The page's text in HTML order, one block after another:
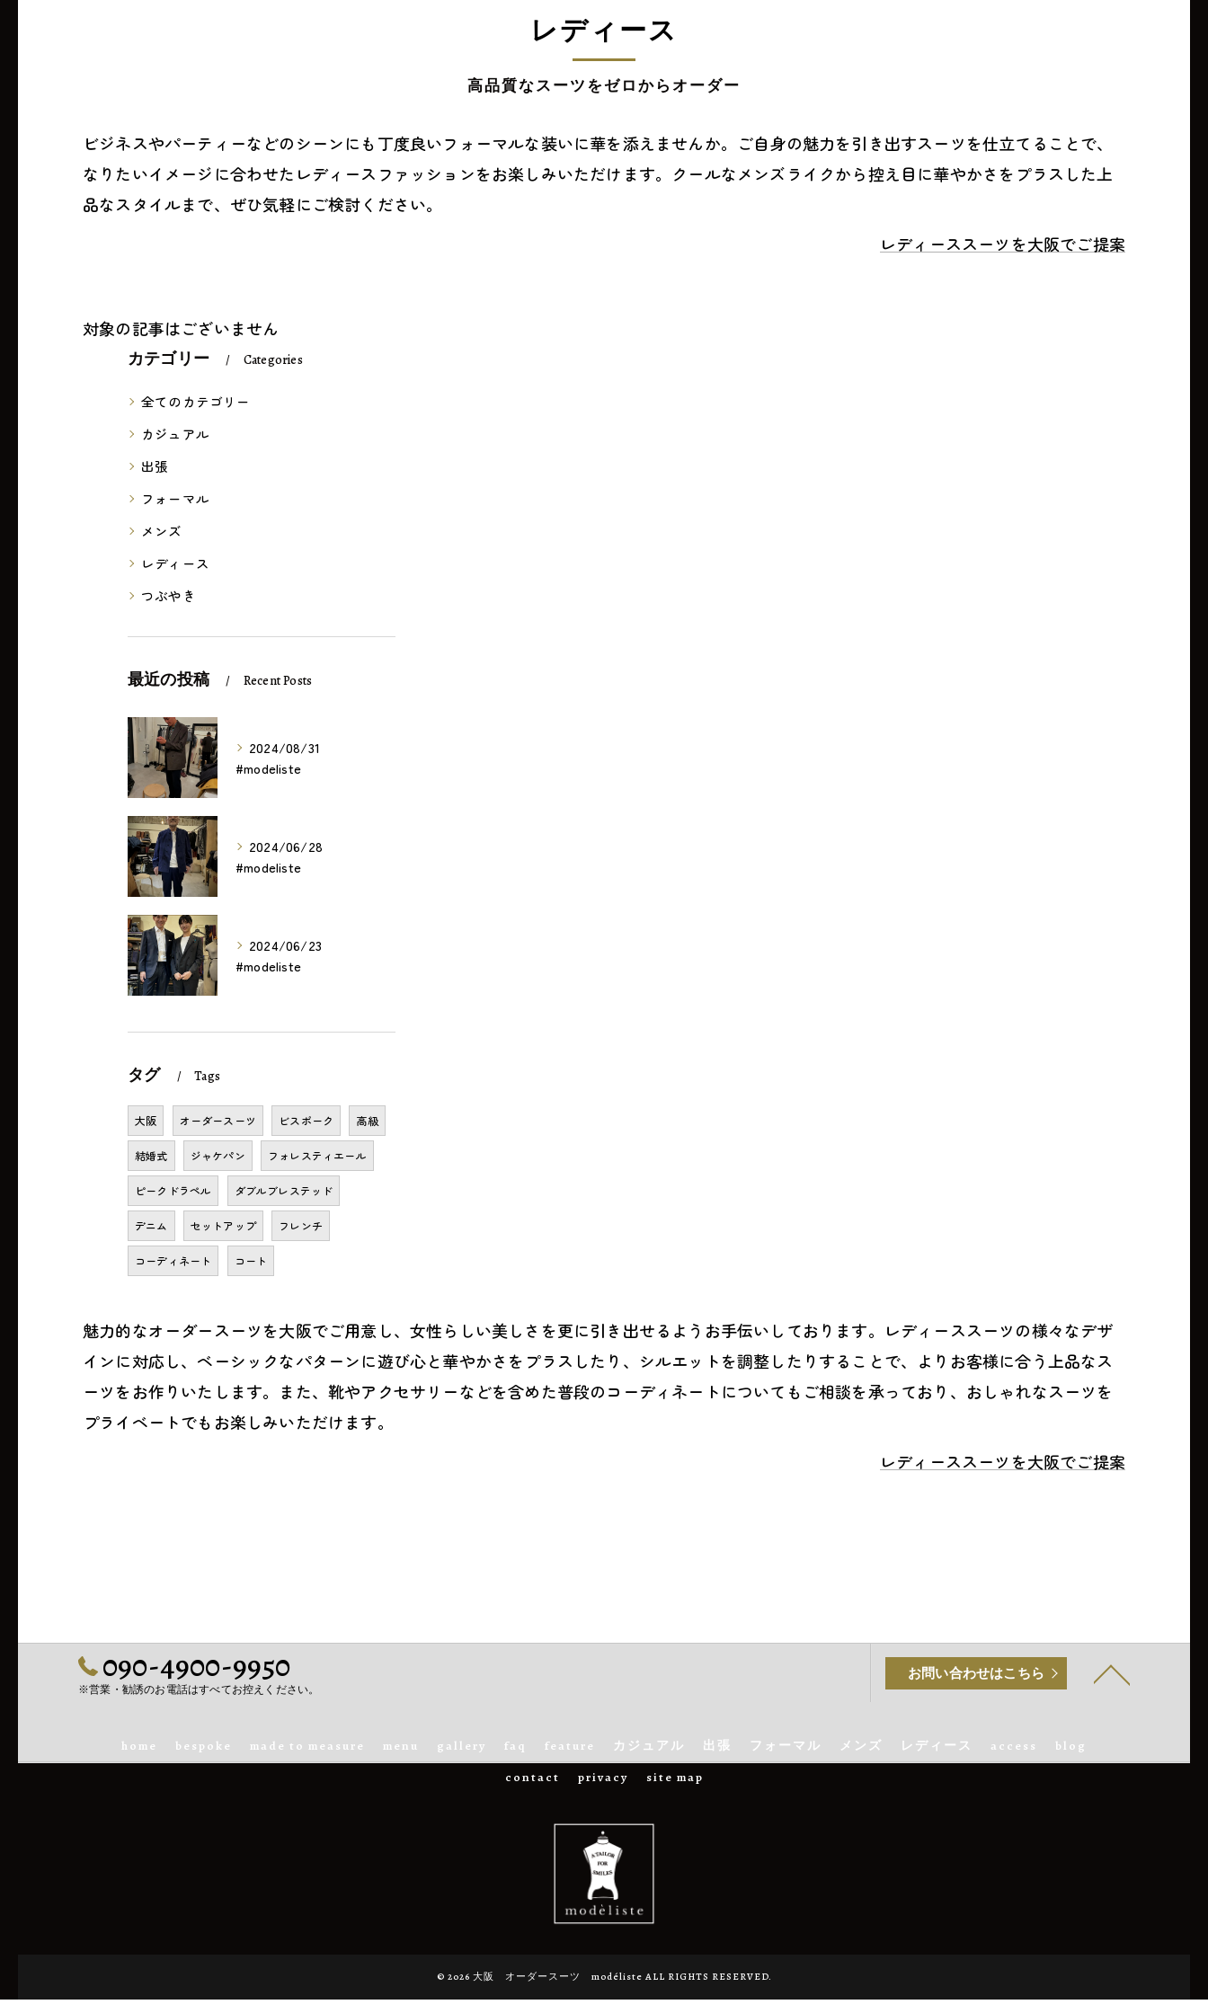
レディース
高品質なスーツをゼロからオーダー
ビジネスやパーティーなどのシーンにも丁度良いフォーマルな装いに華を添えませんか。ご自身の魅力を引き出すスーツを仕立てることで、
なりたいイメージに合わせたレディースファッションをお楽しみいただけます。クールなメンズライクから控え目に華やかさをプラスした上
品なスタイルまで、ぜひ気軽にご検討ください。
レディーススーツを大阪でご提案
対象の記事はございません
カテゴリー Categories
全てのカテゴリー
カジュアル
出張
フォーマル
メンズ
レディース
つぶやき
最近の投稿 Recent Posts
2024/08/31
#modeliste
2024/06/28
#modeliste
2024/06/23
#modeliste
タグ Tags
大阪 オーダースーツ ビスポーク 高級
結婚式 ジャケパン フォレスティエール
ピークドラペル ダブルブレステッド
デニム セットアップ フレンチ
コーディネート コート
魅力的なオーダースーツを大阪でご用意し、女性らしい美しさを更に引き出せるようお手伝いしております。レディーススーツの様々なデザ
インに対応し、ベーシックなパターンに遊び心と華やかさをプラスしたり、シルエットを調整したりすることで、よりお客様に合う上品なス
ーツをお作りいたします。また、靴やアクセサリーなどを含めた普段のコーディネートについてもご相談を承っており、おしゃれなスーツを
プライベートでもお楽しみいただけます。
レディーススーツを大阪でご提案
090-4900-9950
※営業・勧誘のお電話はすべてお控えください。
お問い合わせはこちら
home bespoke made to measure menu gallery faq feature カジュアル 出張 フォーマル メンズ レディース access
blog
contact
privacy site map
© 2026 大阪 オーダースーツ modéliste ALL RIGHTS RESERVED.